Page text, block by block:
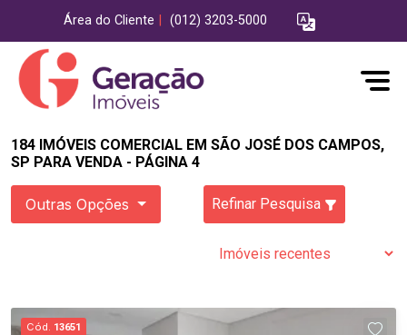
Área do Cliente (012) 3203-5000
184 IMÓVEIS COMERCIAL EM SÃO JOSÉ DOS CAMPOS,
SP PARA VENDA - PÁGINA 4
Outras Opções Refinar Pesquisa
Cód. 13651